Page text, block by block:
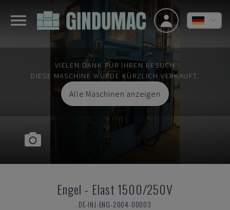
VIELEN DANK FÜR IHREN BESUCH
DIESE MASCHINE WURDE KÜRZLICH VERKAUFT.
Alle Maschinen anzeigen
Engel - Elast 1500/250V
DE-INJ-ENG-2004-00003